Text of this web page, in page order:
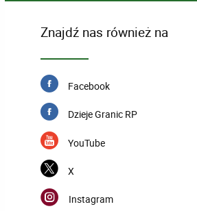
Znajdź nas również na
Facebook
Dzieje Granic RP
YouTube
X
Instagram